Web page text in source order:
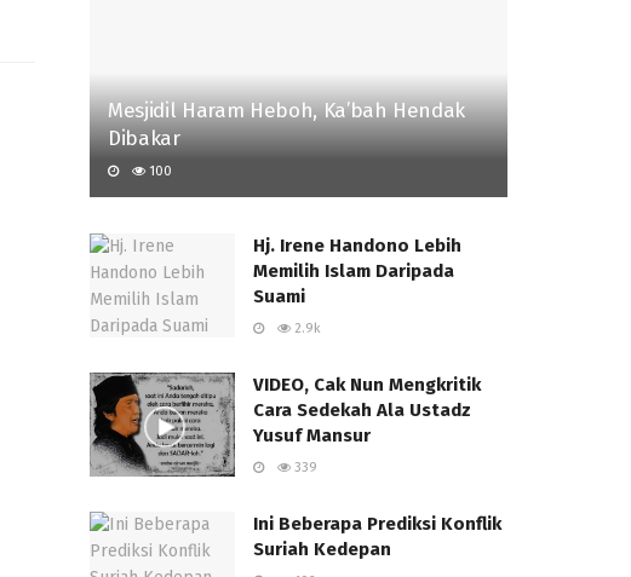
Mesjidil Haram Heboh, Ka’bah Hendak
Dibakar
100
Hj. Irene Handono Lebih
Memilih Islam Daripada
Suami
2.9k
VIDEO, Cak Nun Mengkritik
Cara Sedekah Ala Ustadz
Yusuf Mansur
339
Ini Beberapa Prediksi Konflik
Suriah Kedepan